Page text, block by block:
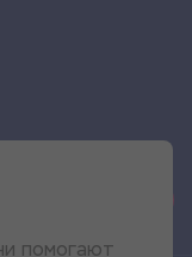
помогают